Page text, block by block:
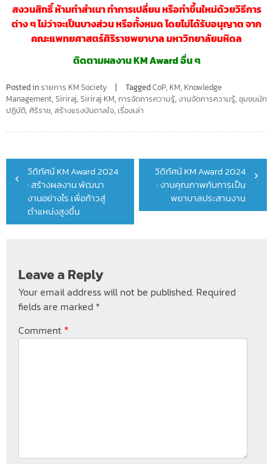
สงวนสิทธิ์ ห้ามทำสำเนา ทำการเปลี่ยน หรือทำขึ้นใหม่ด้วยวิธีการ
ต่าง ๆ ไม่ว่าจะเป็นบางส่วน หรือทั้งหมด โดยไม่ได้รับอนุญาต จาก
คณะแพทยศาสตร์ศิริราชพยาบาล มหาวิทยาลัยมหิดล
ติดตามผลงาน KM Award อื่น ๆ
Posted inรายการ KM Society TaggedCoP, KM, Knowledge
Management, Siriraj, Siriraj KM, การจัดการความรู้, งานจัดการความรู้, ชุมชนนัก
ปฏิบัติ, ศิริราช, สร้างแรงบันดาลใจ, เรื่องเล่า
Post
navigation
วีดิทัศน์ KM Award 2024
: สร้างผลงาน พัฒนา
งานอย่างไร เพื่อก้าวสู่
ตำแหน่งสูงขึ้น
วีดิทัศน์ KM Award 2024
: งานคุณภาพกับการเป็น
พยาบาลประสานงาน
Leave a Reply
Your email address will not be published. Required
fields are marked *
Comment *